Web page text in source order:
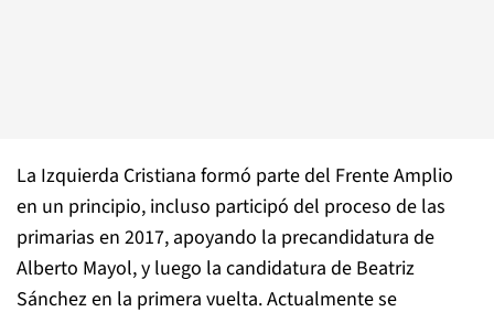
La Izquierda Cristiana formó parte del Frente Amplio
en un principio, incluso participó del proceso de las
primarias en 2017, apoyando la precandidatura de
Alberto Mayol, y luego la candidatura de Beatriz
Sánchez en la primera vuelta. Actualmente se